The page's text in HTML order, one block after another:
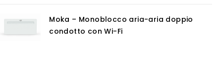
Moka – Monoblocco aria-aria doppio
condotto con Wi-Fi